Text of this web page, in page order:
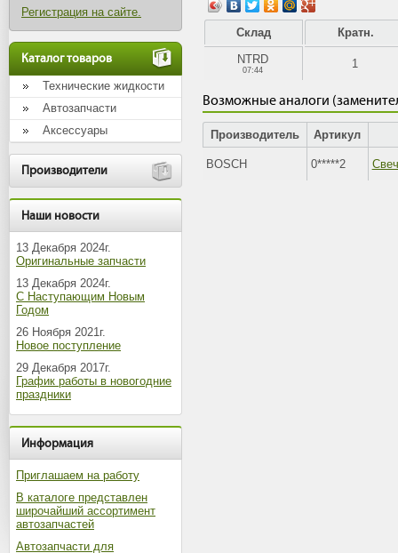
Регистрация на сайте.
Каталог товаров
Технические жидкости
Автозапчасти
Аксессуары
Производители
Наши новости
13 Декабря 2024г.
Оригинальные запчасти
13 Декабря 2024г.
С Наступающим Новым
Годом
26 Ноября 2021г.
Новое поступление
29 Декабря 2017г.
График работы в новогодние
праздники
Информация
Приглашаем на работу
В каталоге представлен
широчайший ассортимент
автозапчастей
Автозапчасти для
Склад
Кратн.
NTRD
07:44 1
Возможные аналоги
Производитель Артикул
BOSCH 0*****2